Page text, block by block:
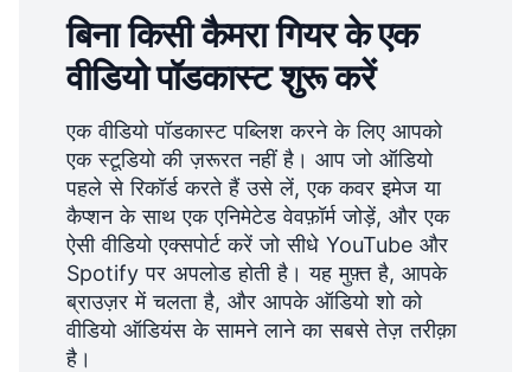
बिना किसी कैमरा गियर के एक
वीडियो पॉडकास्ट शुरू करें
एक वीडियो पॉडकास्ट पब्लिश करने के लिए आपको
एक स्टूडियो की ज़रूरत नहीं है। आप जो ऑडियो
पहले से रिकॉर्ड करते हैं उसे लें, एक कवर इमेज या
कैप्शन के साथ एक एनिमेटेड वेवफ़ॉर्म जोड़ें, और एक
ऐसी वीडियो एक्सपोर्ट करें जो सीधे YouTube और
Spotify पर अपलोड होती है। यह मुफ़्त है, आपके
ब्राउज़र में चलता है, और आपके ऑडियो शो को
वीडियो ऑडियंस के सामने लाने का सबसे तेज़ तरीक़ा
है।